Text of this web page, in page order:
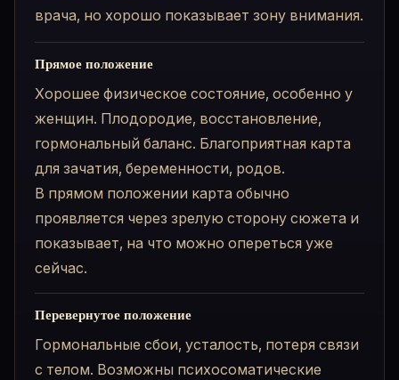
врача, но хорошо показывает зону внимания.
Прямое положение
Хорошее физическое состояние, особенно у
женщин. Плодородие, восстановление,
гормональный баланс. Благоприятная карта
для зачатия, беременности, родов.
В прямом положении карта обычно
проявляется через зрелую сторону сюжета и
показывает, на что можно опереться уже
сейчас.
Перевернутое положение
Гормональные сбои, усталость, потеря связи
с телом. Возможны психосоматические